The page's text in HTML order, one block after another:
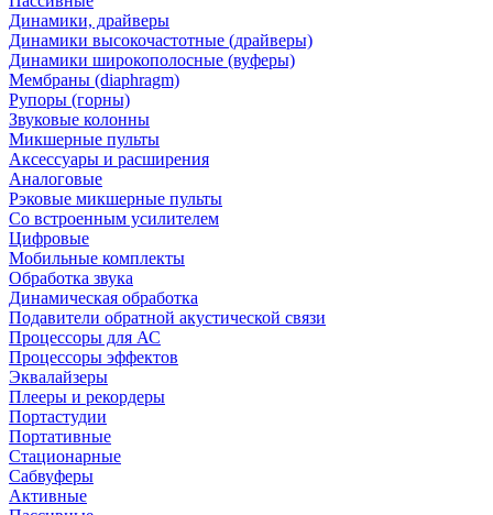
Динамики, драйверы
Динамики высокочастотные (драйверы)
Динамики широкополосные (вуферы)
Мембраны (diaphragm)
Рупоры (горны)
Звуковые колонны
Микшерные пульты
Аксессуары и расширения
Аналоговые
Рэковые микшерные пульты
Со встроенным усилителем
Цифровые
Мобильные комплекты
Обработка звука
Динамическая обработка
Подавители обратной акустической связи
Процессоры для АС
Процессоры эффектов
Эквалайзеры
Плееры и рекордеры
Портастудии
Портативные
Стационарные
Сабвуферы
Активные